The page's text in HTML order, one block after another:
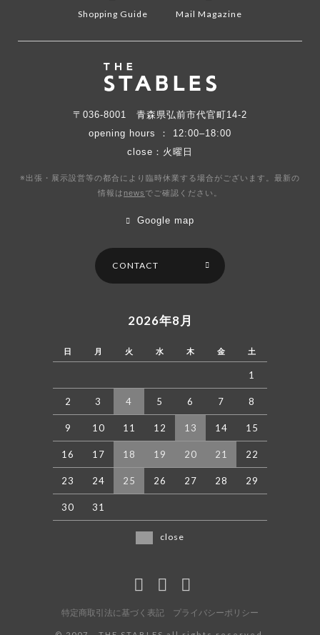
Shopping Guide Mail Magazine
〒036-8001 青森県弘前市代官町14-2
opening hours ： 12:00–18:00
close：火曜日
※出張・展示設営等の都合により臨時休業する場合がございます。最新の
情報は news で ご確認ください。
Google map
CONTACT
2026年8月
日 月 火 水 木 金 土
1
2 3 4 5 6 7 8
9 10 11 12 13 14 15
16 17 18 19 20 21 22
23 24 25 26 27 28 29
30 31
close
特定商取引法に基づく表記 プライバシーポリシー